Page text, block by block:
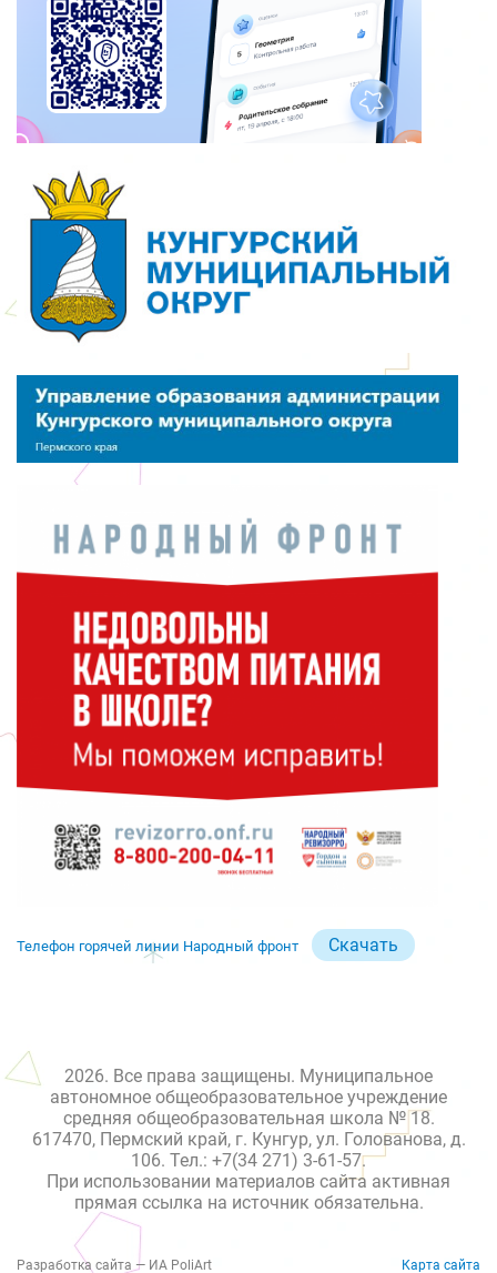
Телефон горячей линии Народный фронт Скачать
2026. Все права защищены. Муниципальное
автономное общеобразовательное учреждение
средняя общеобразовательная школа № 18.
617470, Пермский край, г. Кунгур, ул. Голованова, д.
106. Тел.: +7(34 271) 3-61-57.
При использовании материалов сайта активная
прямая ссылка на источник обязательна.
Разработка сайта — ИА PoliArt Карта сайта